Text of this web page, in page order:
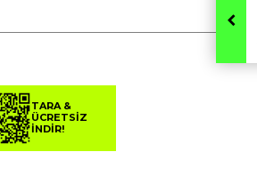
TARA &
ÜCRETSİZ
İNDİR!